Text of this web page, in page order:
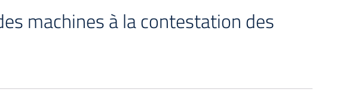
machines à la contestation des